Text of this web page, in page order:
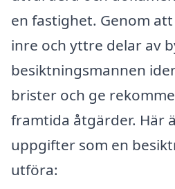
en fastighet. Genom
inre och yttre delar av
besiktningsmannen
brister och ge
framtida åtgärder. Här
uppgifter som en
utföra: